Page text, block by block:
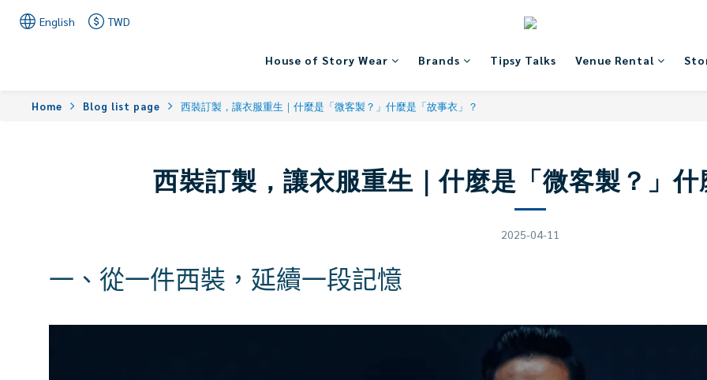
English TWD
House of Story Wear Brands Tipsy Talks Venue Rental
Home Blog list page 西裝訂製，讓衣服重生｜什麼是「微客製？」什麼是「故事衣」？
西裝訂製，讓衣服重生｜什麼是「微客製？」
2025-04-11
一、從一件西裝，延續一段記憶